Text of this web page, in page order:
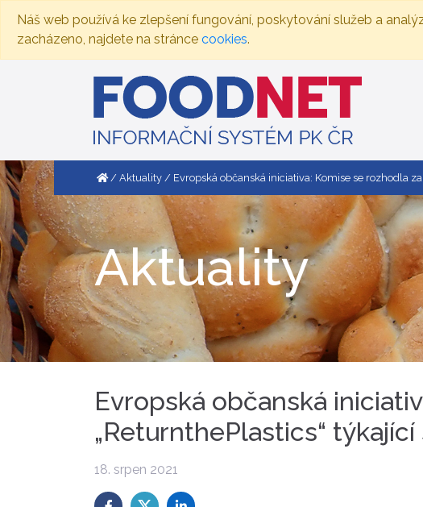
Náš web používá ke zlepšení fungování, poskytování služeb a
zacházeno, najdete na stránce cookies.
Aktuality Evropská občanská iniciativa: Komise se rozhodla
Aktuality
Evropská občanská
„ReturnthePlastics“
18. srpen 2021